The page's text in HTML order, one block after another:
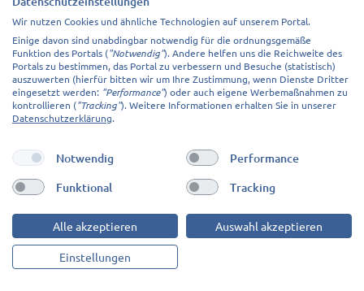
1 auf Anfrage! 3 auf Anfrage!
1 auf Anfrage!
ZUR UNTERKUNFT
Familie Brick
Wir nutzen Cookies und ähnliche Technologien auf unserem Portal.
Einige davon sind unabdingbar notwendig für die ordnungsgemäße
Funktion des Portals ("Notwendig"). Andere helfen uns die Reichweite des
Portals zu bestimmen, das Portal zu verbessern und Besuche (statistisch)
auszuwerten (hierfür bitten wir um Ihre Zustimmung, wenn Dienste Dritter
eingesetzt werden: "Performance") oder auch eigene Werbemaßnahmen zu
kontrollieren ("Tracking"). Weitere Informationen erhalten Sie in unserer
Datenschutzerklärung.
Notwendig
Performance
Funktional
Tracking
Alle akzeptieren Auswahl akzeptieren
Einstellungen